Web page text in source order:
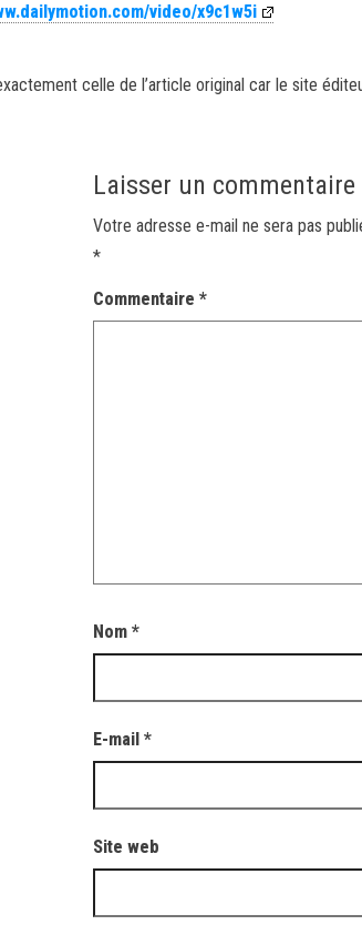
video/x9c1w5i
celle de l’article original car le site
Laisser un commentaire
Votre adresse e-mail ne sera pas
*
Commentaire*
Nom*
E-mail*
Site web